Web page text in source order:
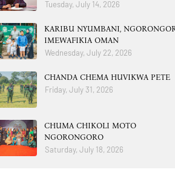
Tuesday, July 14, 2026
KARIBU NYUMBANI,
IMEWAFIKIA OMAN
Wednesday, July 22, 2026
CHANDA CHEMA HUVIKWA PETE
Friday, July 31, 2026
CHUMA CHIKOLI MOTO
NGORONGORO
Saturday, July 18, 2026